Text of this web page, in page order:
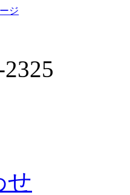
ジ
せ